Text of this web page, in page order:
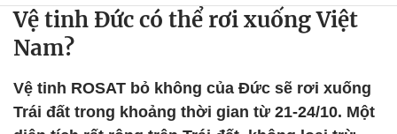
Vệ tinh Đức có thể rơi xuống Việt
Nam?
Vệ tinh ROSAT bỏ không của Đức sẽ rơi xuống
Trái đất trong khoảng thời gian từ 21-24/10. Một